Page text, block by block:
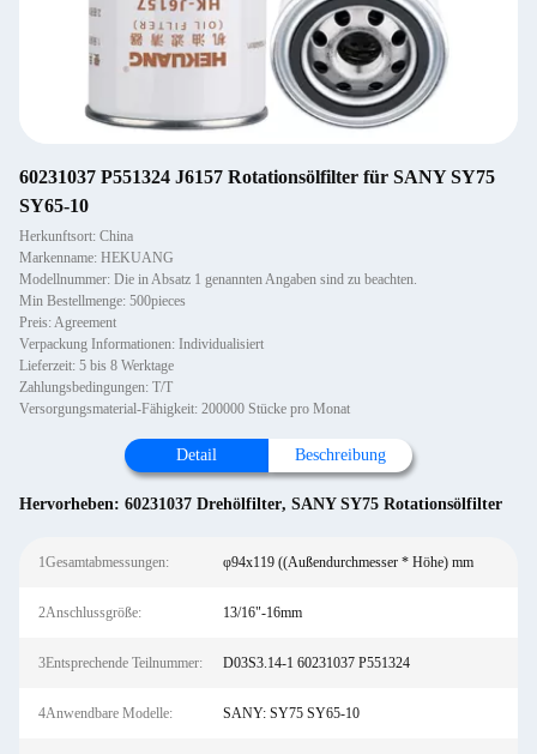
60231037 P551324 J6157 Rotationsölfilter für SANY SY75
SY65-10
Herkunftsort: China
Markenname: HEKUANG
Modellnummer: Die in Absatz 1 genannten Angaben sind zu beachten.
Min Bestellmenge: 500pieces
Preis: Agreement
Verpackung Informationen: Individualisiert
Lieferzeit: 5 bis 8 Werktage
Zahlungsbedingungen: T/T
Versorgungsmaterial-Fähigkeit: 200000 Stücke pro Monat
Detail Beschreibung
Hervorheben: 60231037 Drehölfilter, SANY SY75 Rotationsölfilter
1Gesamtabmessungen: φ94x119 ((Außendurchmesser * Höhe) mm
2Anschlussgröße: 13/16"-16mm
3Entsprechende Teilnummer: D03S3.14-1 60231037 P551324
4Anwendbare Modelle: SANY: SY75 SY65-10